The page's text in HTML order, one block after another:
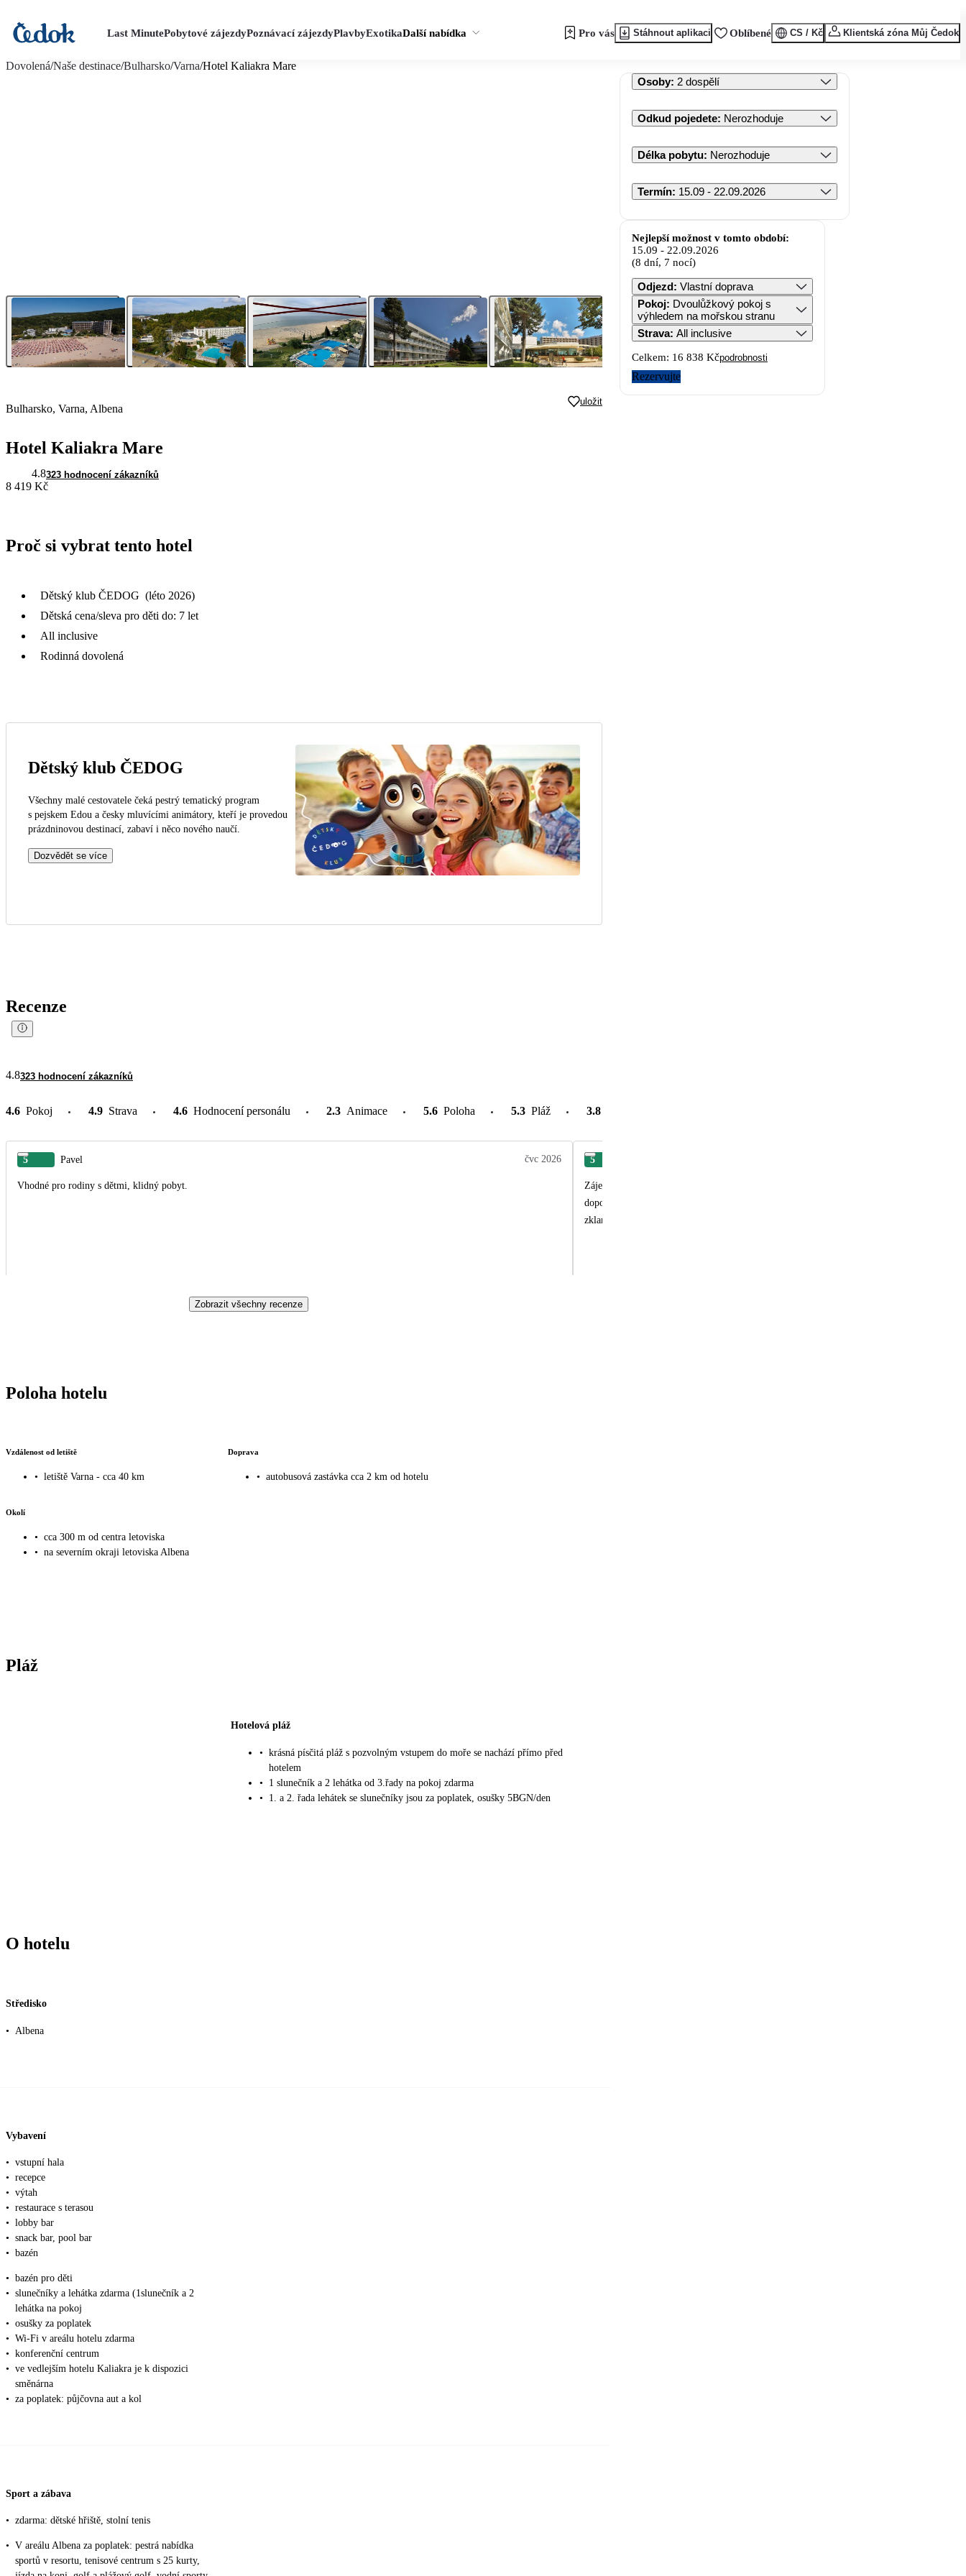
Last MinutePobytové zájezdyPoznávací zájezdyPlavbyExotikaDalší nabídka Pro vás Stáhnout aplikaci Oblíbené CS / Kč Klientská zóna Můj Čedok
Dovolená/Naše destinace/Bulharsko/Varna/Hotel Kaliakra Mare
Bulharsko, Varna, Albena
uložit
Hotel Kaliakra Mare
4.8323 hodnocení zákazníků
8 419 Kč
Proč si vybrat tento hotel
Dětský klub ČEDOG (léto 2026)
Dětská cena/sleva pro děti do: 7 let
All inclusive
Rodinná dovolená
Dětský klub ČEDOG
Všechny malé cestovatele čeká pestrý tematický program
s pejskem Edou a česky mluvícími animátory, kteří je provedou
prázdninovou destinací, zabaví i něco nového naučí.
Dozvědět se více
Recenze
4.8323 hodnocení zákazníků
4.6 Pokoj 4.9 Strava 4.6 Hodnocení personálu 2.3 Animace 5.6 Poloha 5.3 Pláž 3.8
5 Pavel čvc 2026
Vhodné pro rodiny s dětmi, klidný pobyt.
5
Zájezd byl super v blízkosti letiště, moře krásné čisté. Jediné mínus bylo jídlo oproti loňsku
dopolední snack. Odpolední snack se skládal pouze z waflí a pizzy. Byla situace že
zklamáním.
Zobrazit všechny recenze
Poloha hotelu
Vzdálenost od letiště
• letiště Varna - cca 40 km
Doprava
• autobusová zastávka cca 2 km od hotelu
Okolí
• cca 300 m od centra letoviska
• na severním okraji letoviska Albena
Pláž
Hotelová pláž
• krásná písčitá pláž s pozvolným vstupem do moře se nachází přímo před
hotelem
•
1 slunečník a 2 lehátka od 3.řady na pokoj zdarma
•
1. a 2. řada lehátek se slunečníky jsou za poplatek, osušky 5BGN/den
O hotelu
Středisko
• Albena
Vybavení
• vstupní hala
• recepce
• výtah
• restaurace s terasou
• lobby bar
• snack bar, pool bar
• bazén
• bazén pro děti
• slunečníky a lehátka zdarma (1slunečník a 2
lehátka na pokoj
• osušky za poplatek
• Wi-Fi v areálu hotelu zdarma
• konferenční centrum
• ve vedlejším hotelu Kaliakra je k dispozici
směnárna
• za poplatek: půjčovna aut a kol
Sport a zábava
• zdarma: dětské hřiště, stolní tenis
• V areálu Albena za poplatek: pestrá nabídka
sportů v resortu, tenisové centrum s 25 kurty,
Osoby: 2 dospělí
Odkud pojedete: Nerozhoduje
Délka pobytu: Nerozhoduje
Termín: 15.09 - 22.09.2026
Nejlepší možnost v tomto období:
15.09 - 22.09.2026
(8 dní, 7 nocí)
Odjezd: Vlastní doprava
Pokoj: Dvoulůžkový pokoj s
výhledem na mořskou stranu
Strava: All inclusive
Celkem: 16 838 Kčpodrobnosti
Rezervujte